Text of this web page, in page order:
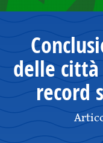
delle
record